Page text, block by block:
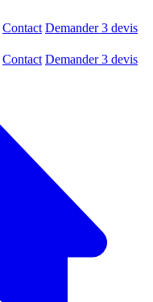
Contact Demander 3 devis
Contact Demander 3 devis